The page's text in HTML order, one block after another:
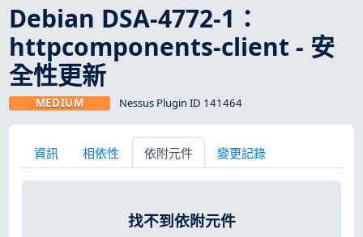
Debian DSA-4772-1：
httpcomponents-client - 安
全性更新
MEDIUM Nessus Plugin ID 141464
資訊 相依性 依附元件 變更記錄
找不到依附元件